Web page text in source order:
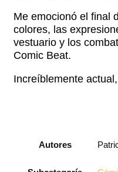
Me emocionó el
colores, las
vestuario y los
Comic Beat.
Increíblemente
Autores